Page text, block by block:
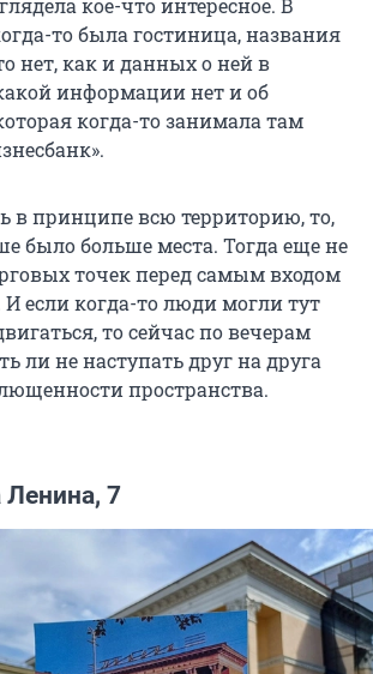
кое-что интересное. В
то была гостиница, названия
нет, как и данных о ней в
информации нет и об
когда-то занимала там
в принципе всю территорию, то,
было больше места. Тогда еще не
точек перед самым входом
И если когда-то люди могли тут
то сейчас по вечерам
ли не наступать друг на друга
пространства.
Ленина, 7